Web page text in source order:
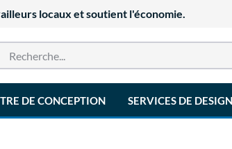
locaux et soutient l'économie.
DE CONCEPTION SERVICES DE DESIGN